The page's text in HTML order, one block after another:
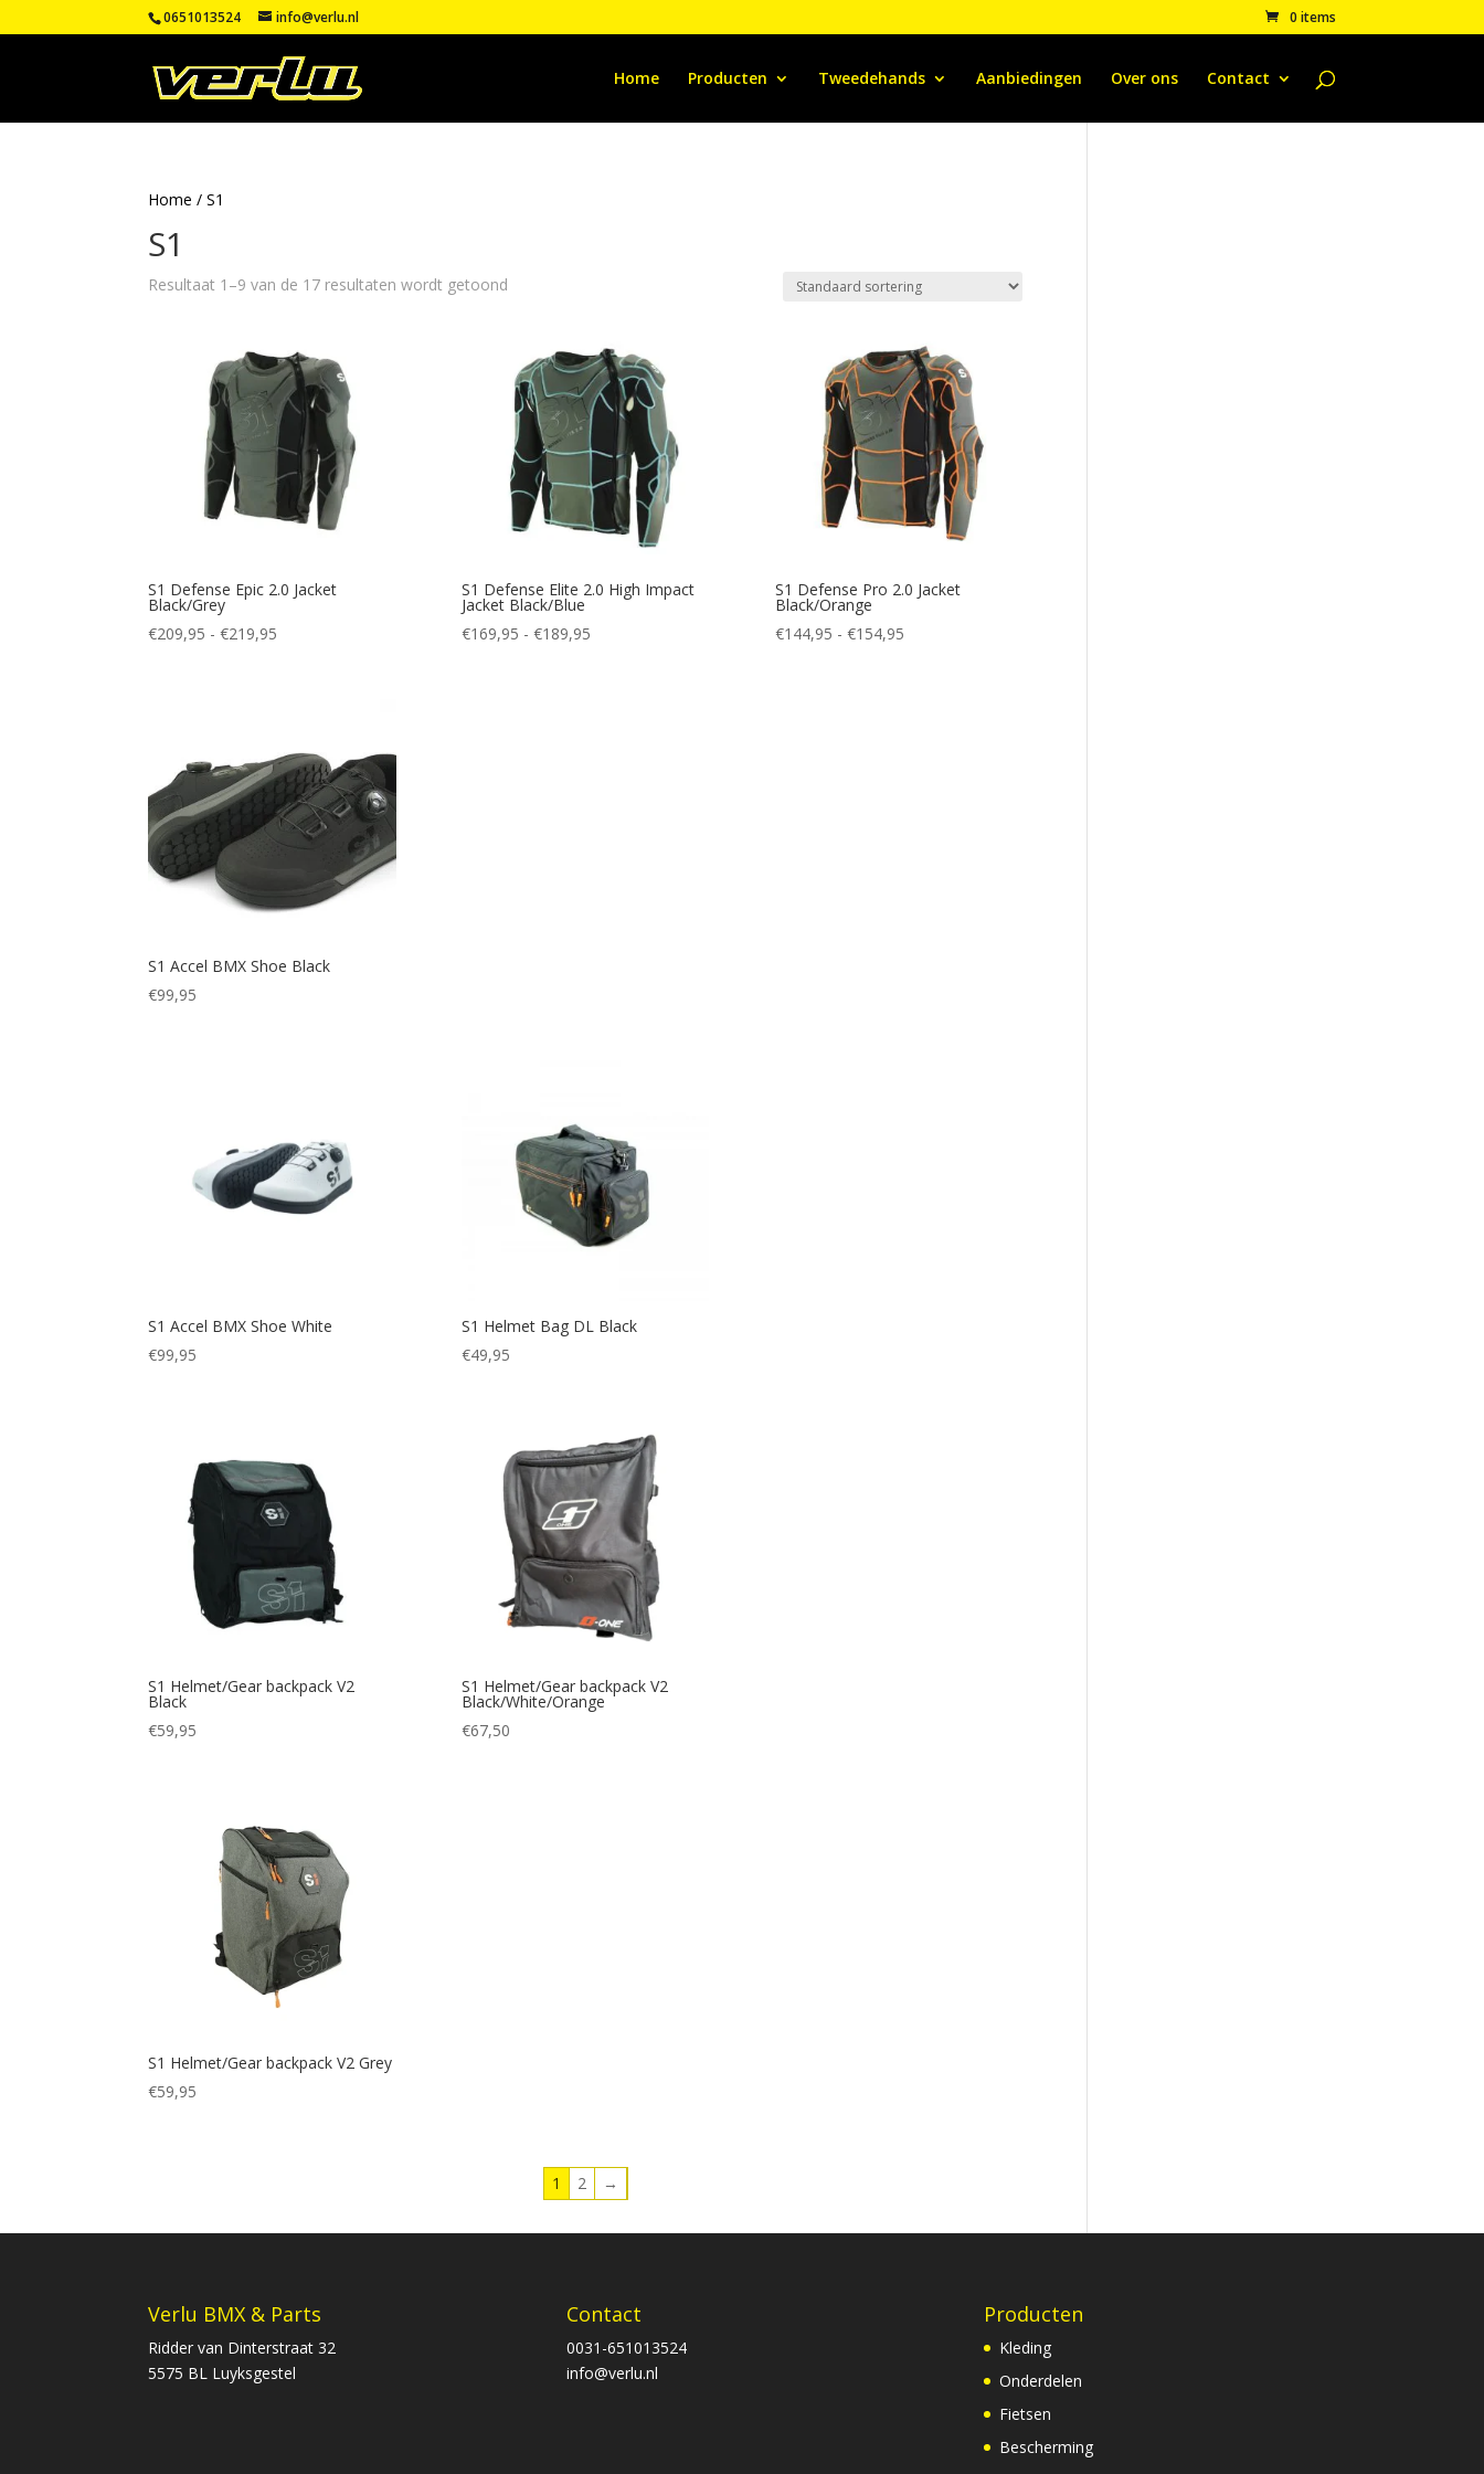
0651013524 info@verlu.nl 0 items
Home Producten Tweedehands Aanbiedingen Over ons Contact
Home / S1
S1
Resultaat 1–9 van de 17 resultaten wordt getoond
S1 Defense Epic 2.0 Jacket
Black/Grey
€209,95 - €219,95
S1 Defense Elite 2.0 High Impact
Jacket Black/Blue
€169,95 - €189,95Prijsklasse:
S1 Defense Pro 2.0 Jacket
Black/Orange
€144,95 - €154,95Prijsklasse:
S1 Accel BMX Shoe Black
€99,95
S1 Accel BMX Shoe White
€99,95
S1 Helmet Bag DL Black
€49,95
S1 Helmet/Gear backpack V2
Black
€59,95
S1 Helmet/Gear backpack V2
Black/White/Orange
€67,50
S1 Helmet/Gear backpack V2 Grey
€59,95
1 2 →
Verlu BMX & Parts
Ridder van Dinterstraat 32
5575 BL Luyksgestel
Contact
0031-651013524
info@verlu.nl
Producten
Kleding
Onderdelen
Fietsen
Bescherming